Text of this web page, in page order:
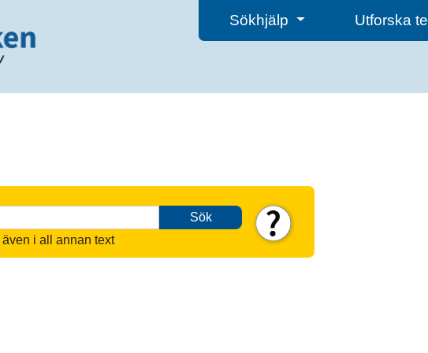
Sökhjälp Utforska
Sök
även i all annan text